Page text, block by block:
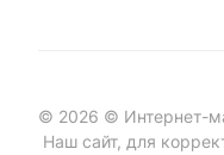
© 2026 © Интернет-
Наш сайт, для